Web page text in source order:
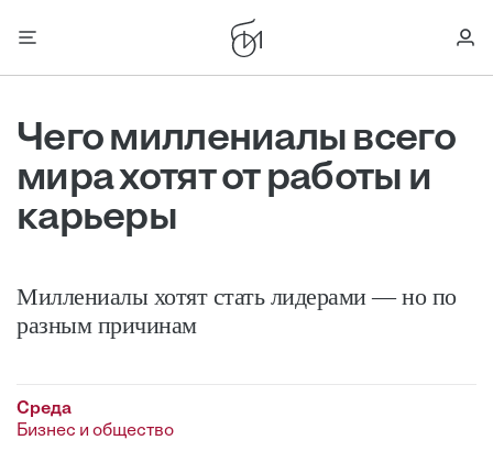
Чего миллениалы всего
мира хотят от работы и
карьеры
Миллениалы хотят стать лидерами — но по
разным причинам
Среда
Бизнес и общество